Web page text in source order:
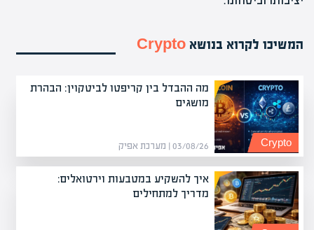
המשיכו לקרוא בנושא Crypto
מה ההבדל בין קריפטו לביטקוין: הבהרת
מושגים
03/08/26 | מערכת אפיק Crypto
איך להשקיע במטבעות וירטואלים:
מדריך למתחילים